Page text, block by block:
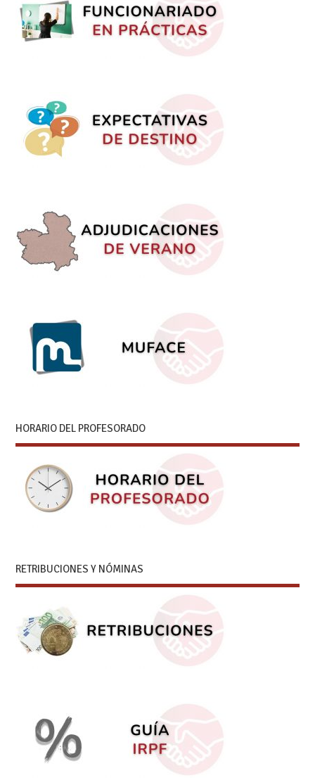
HORARIO DEL PROFESORADO
RETRIBUCIONES Y NÓMINAS